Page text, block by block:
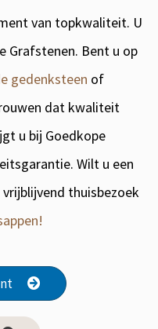
van topkwaliteit. U
Grafstenen. Bent u op
gedenksteen of
dat kwaliteit
u bij Goedkope
Wilt u een
thuisbezoek